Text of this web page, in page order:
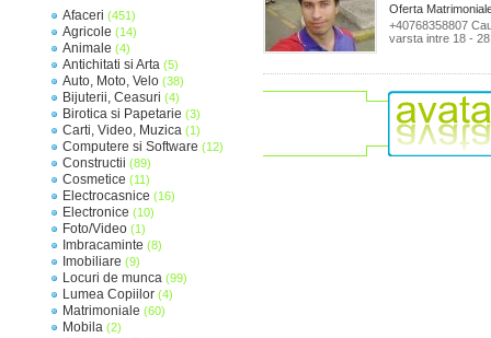
Afaceri (451)
Agricole (14)
Animale (4)
Antichitati si Arta (5)
Auto, Moto, Velo (38)
Bijuterii, Ceasuri (4)
Birotica si Papetarie (3)
Carti, Video, Muzica (1)
Computere si Software (12)
Constructii (89)
Cosmetice (11)
Electrocasnice (16)
Electronice (10)
Foto/Video (1)
Imbracaminte (8)
Imobiliare (9)
Locuri de munca (99)
Lumea Copiilor (4)
Matrimoniale (60)
Mobila (2)
Oferta
+40768358807
varsta intre 18 -